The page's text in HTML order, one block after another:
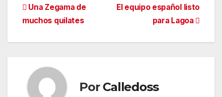
Navegación
El equipo español listo
para Lagoa
Una Zegama de
muchos quilates
Por Calledoss